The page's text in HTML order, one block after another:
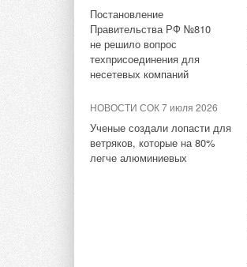
Постановление
Правительства РФ №810
не решило вопрос
техприсоединения для
несетевых компаний
НОВОСТИ СОК 7 июля 2026
Ученые создали лопасти для
ветряков, которые на 80%
легче алюминиевых
ветроэнергетики за полгода